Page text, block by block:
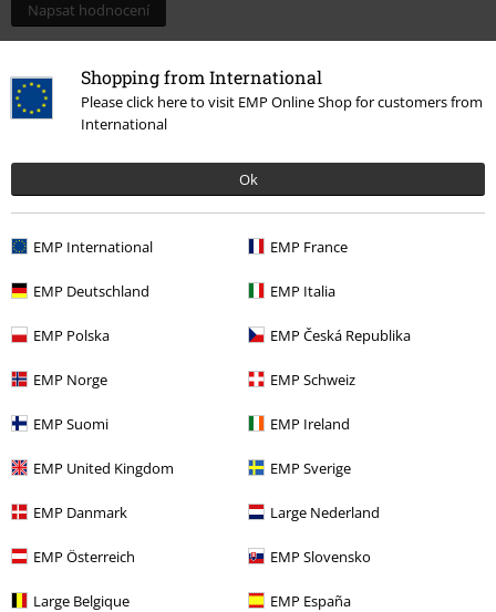
Shopping from International
Please click here to visit EMP Online Shop for customers from
International
Ok
EMP International EMP France
EMP Deutschland EMP Italia
EMP Polska EMP Česká Republika
EMP Norge EMP Schweiz
EMP Suomi EMP Ireland
EMP United Kingdom EMP Sverige
EMP Danmark Large Nederland
EMP Österreich EMP Slovensko
Large Belgique EMP España
Napsat hodnocení
Témata Rockové oblečení Rockové oblečení Ženy
Témata Rockové oblečení Doplňky
Peněženky & pouzdra na
karty
Novinky Peněženky & pouzdra na karty
Témata
Oblečení & doplňky Peněženky & pouzdra na karty